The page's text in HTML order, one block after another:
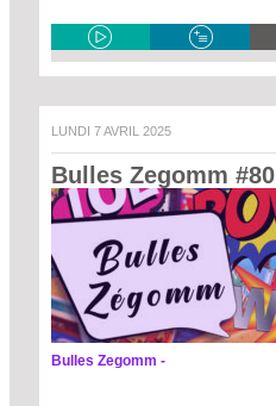
LUNDI 7 AVRIL 2025
Bulles Zegomm #80
Bulles Zegomm -